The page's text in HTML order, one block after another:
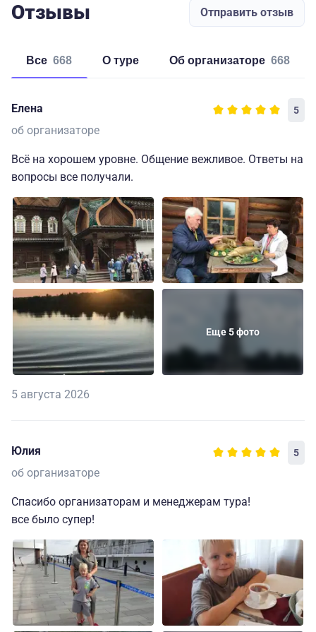
Отзывы Отправить отзыв
Все 668 о туре об организаторе 668
Елена 5
об организаторе
Всё на хорошем уровне. Общение вежливое. Ответы на
вопросы все получали.
Еще 5 фото
5 августа 2026
Юлия 5
об организаторе
Спасибо организаторам и менеджерам тура!
все было супер!